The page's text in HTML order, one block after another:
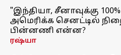
"இந்தியா, சீனாவுக்கு
அமெரிக்க செனட்டில்
பின்னணி என்ன?
ரஷ்யா